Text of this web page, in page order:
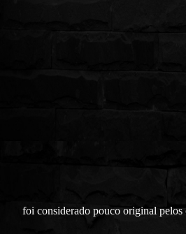
foi considerado pouco original